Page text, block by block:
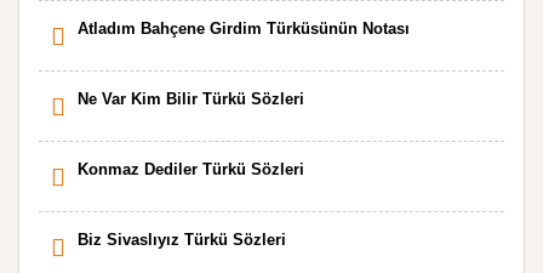
Atladım Bahçene Girdim Türküsünün Notası
Ne Var Kim Bilir Türkü Sözleri
Konmaz Dediler Türkü Sözleri
Biz Sivaslıyız Türkü Sözleri